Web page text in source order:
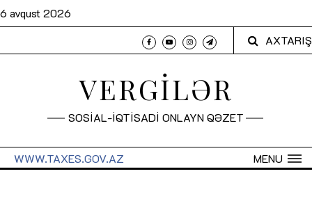
6 avqust 2026
AXTARIŞ
VERGİLƏR
SOSİAL-İQTİSADİ ONLAYN QƏZET
MENU
WWW.TAXES.GOV.AZ